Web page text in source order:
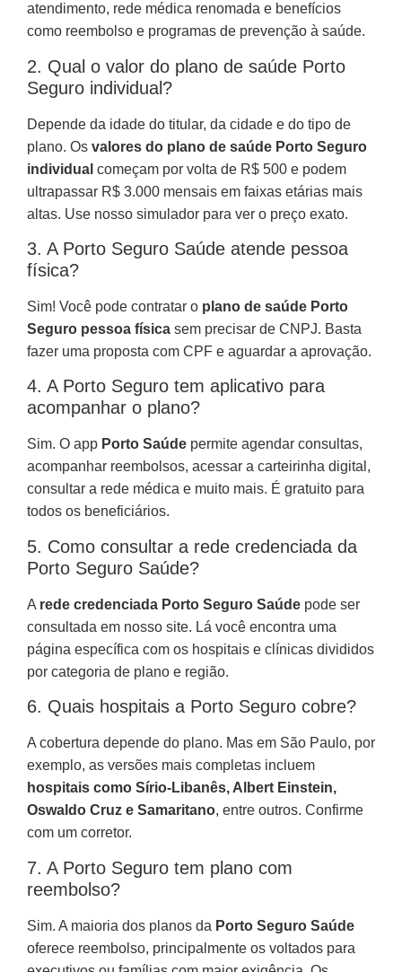
atendimento, rede médica renomada e benefícios
como reembolso e programas de prevenção à saúde.
2. Qual o valor do plano de saúde Porto
Seguro individual?
Depende da idade do titular, da cidade e do tipo de
plano. Os valores do plano de saúde Porto Seguro
individual começam por volta de R$ 500 e podem
ultrapassar R$ 3.000 mensais em faixas etárias mais
altas. Use nosso simulador para ver o preço exato.
3. A Porto Seguro Saúde atende pessoa
física?
Sim! Você pode contratar o plano de saúde Porto
Seguro pessoa física sem precisar de CNPJ. Basta
fazer uma proposta com CPF e aguardar a aprovação.
4. A Porto Seguro tem aplicativo para
acompanhar o plano?
Sim. O app Porto Saúde permite agendar consultas,
acompanhar reembolsos, acessar a carteirinha digital,
consultar a rede médica e muito mais. É gratuito para
todos os beneficiários.
5. Como consultar a rede credenciada da
Porto Seguro Saúde?
A rede credenciada Porto Seguro Saúde pode ser
consultada em nosso site. Lá você encontra uma
página específica com os hospitais e clínicas divididos
por categoria de plano e região.
6. Quais hospitais a Porto Seguro cobre?
A cobertura depende do plano. Mas em São Paulo, por
exemplo, as versões mais completas incluem
hospitais como Sírio-Libanês, Albert Einstein,
Oswaldo Cruz e Samaritano, entre outros. Confirme
com um corretor.
7. A Porto Seguro tem plano com
reembolso?
Sim. A maioria dos planos da Porto Seguro Saúde
oferece reembolso, principalmente os voltados para